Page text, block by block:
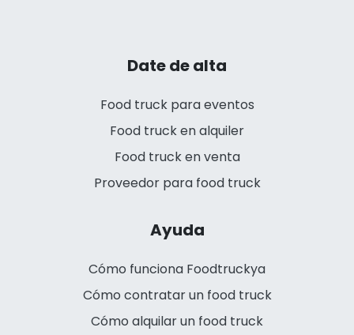
Date de alta
Food truck para eventos
Food truck en alquiler
Food truck en venta
Proveedor para food truck
Ayuda
Cómo funciona Foodtruckya
Cómo contratar un food truck
Cómo alquilar un food truck